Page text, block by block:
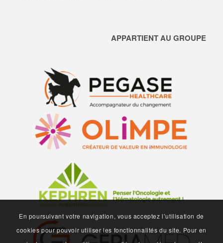
APPARTIENT AU GROUPE
En poursuivant votre navigation, vous acceptez l’utilisation de
cookies pour pouvoir utiliser les fonctionnalités du site. Pour en